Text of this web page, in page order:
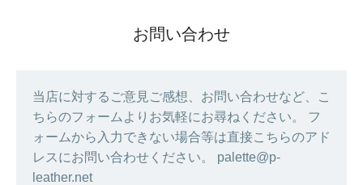
お問い合わせ
当店に対するご意見ご感想、お問い合わせなど、こ
ちらのフォームよりお気軽にお尋ねください。 フ
ォームから入力できない場合等は直接こちらのアド
レスにお問い合わせください。 palette@p-
leather.net